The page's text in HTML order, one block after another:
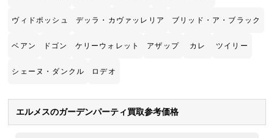
ヴィドポッシュ デッラ・カヴァッレリア ブリッド・ア・ブラック
ベアン ドゴン ケリーウォレット アザップ カレ ツイリー
シェーヌ・ダンクル ロデオ
エルメスのガーデンパーティ買取参考価格